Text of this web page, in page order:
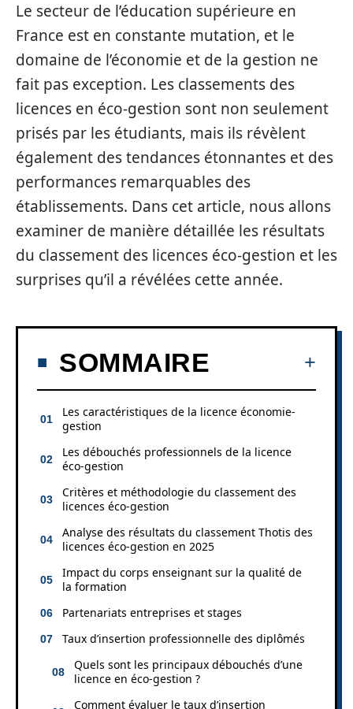
Le secteur de l’éducation supérieure en
France est en constante mutation, et le
domaine de l’économie et de la gestion ne
fait pas exception. Les classements des
licences en éco-gestion sont non seulement
prisés par les étudiants, mais ils révèlent
également des tendances étonnantes et des
performances remarquables des
établissements. Dans cet article, nous allons
examiner de manière détaillée les résultats
du classement des licences éco-gestion et les
surprises qu’il a révélées cette année.
SOMMAIRE
Les caractéristiques de la licence économie-
gestion
Les débouchés professionnels de la licence
éco-gestion
Critères et méthodologie du classement des
licences éco-gestion
Analyse des résultats du classement Thotis des
licences éco-gestion en 2025
Impact du corps enseignant sur la qualité de
la formation
Partenariats entreprises et stages
Taux d’insertion professionnelle des diplômés
Quels sont les principaux débouchés d’une
licence en éco-gestion ?
Comment évaluer le taux d’insertion